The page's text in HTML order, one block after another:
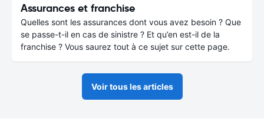
Assurances et franchise
Quelles sont les assurances dont vous avez besoin ? Que
se passe-t-il en cas de sinistre ? Et qu’en est-il de la
franchise ? Vous saurez tout à ce sujet sur cette page.
Voir tous les articles